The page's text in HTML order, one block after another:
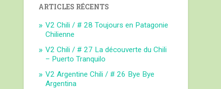
ARTICLES RÉCENTS
V2 Chili / # 28 Toujours en Patagonie
Chilienne
V2 Chili / # 27 La découverte du Chili
– Puerto Tranquilo
V2 Argentine Chili / # 26 Bye Bye
Argentina